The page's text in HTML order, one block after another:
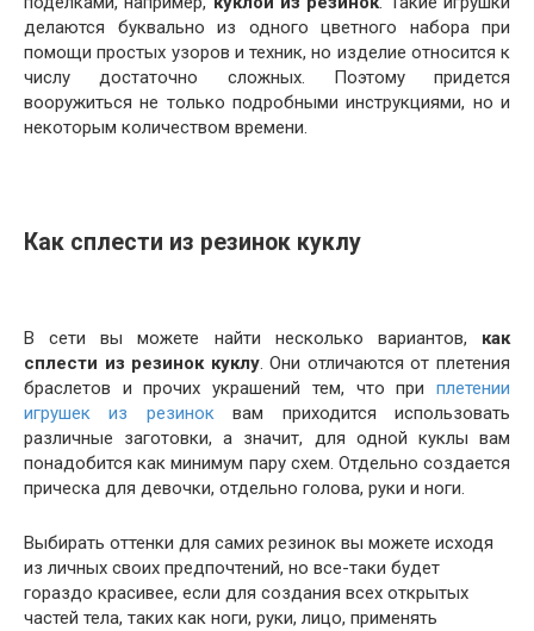
делаются буквально из одного цветного набора при
помощи простых узоров и техник, но изделие относится к
числу достаточно сложных. Поэтому придется
вооружиться не только подробными инструкциями, но и
некоторым количеством времени.
Как сплести из резинок куклу
В сети вы можете найти несколько вариантов, как
сплести из резинок куклу. Они отличаются от плетения
браслетов и прочих украшений тем, что при плетении
игрушек из резиноквам приходится использовать
различные заготовки, а значит, для одной куклы вам
понадобится как минимум пару схем. Отдельно создается
прическа для девочки, отдельно голова, руки и ноги.
Выбирать оттенки для самих резинок вы можете исходя
из личных своих предпочтений, но все-таки будет
гораздо красивее, если для создания всех открытых
частей тела, таких как ноги, руки, лицо, применять